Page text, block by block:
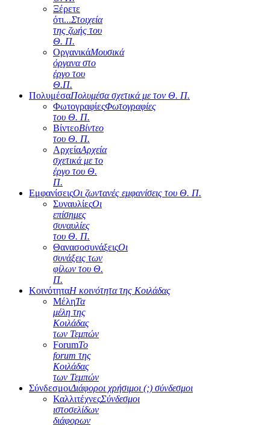
Ξέρετε
ότι...Στοιχεία
της ζωής του
Θ. Π.
ΟργανικάΜουσικά
όργανα στο
έργο του
Θ.Π.
ΠολυμέσαΠολυμέσα σχετικά με τον Θ. Π.
ΦωτογραφίεςΦωτογραφίες
του Θ. Π.
ΒίντεοΒίντεο
του Θ. Π.
ΑρχείαΑρχεία
σχετικά με το
έργο του Θ.
Π.
ΕμφανίσειςΟι ζωντανές εμφανίσεις του Θ. Π.
ΣυναυλίεςΟι
επίσημες
συναυλίες
του Θ. Π.
ΘανασοσυνάξειςΟι
συνάξεις των
φίλων του Θ.
Π.
ΚοινότηταΗ κοινότητα της Κοιλάδας
ΜέληΤα
μέλη της
Κοιλάδας
των Τεμπών
ForumΤο
forum της
Κοιλάδας
των Τεμπών
ΣύνδεσμοιΔιάφοροι χρήσιμοι (;) σύνδεσμοι
ΚαλλιτέχνεςΣύνδεσμοι
ιστοσελίδων
διάφορων